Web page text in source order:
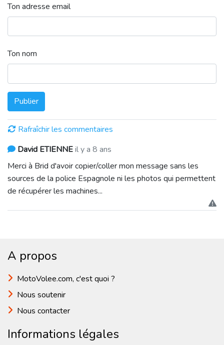
Ton adresse email
Ton nom
Publier
Rafraîchir les commentaires
David ETIENNEil y a 8 ans
Merci à Brid d'avoir copier/coller mon message sans les
sources de la police Espagnole ni les photos qui permettent
de récupérer les machines...
A propos
MotoVolee.com, c'est quoi ?
Nous soutenir
Nous contacter
Informations légales